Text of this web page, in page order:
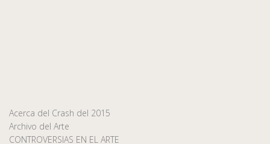
Acerca del Crash del 2015
Archivo del Arte
CONTROVERSIAS EN EL ARTE